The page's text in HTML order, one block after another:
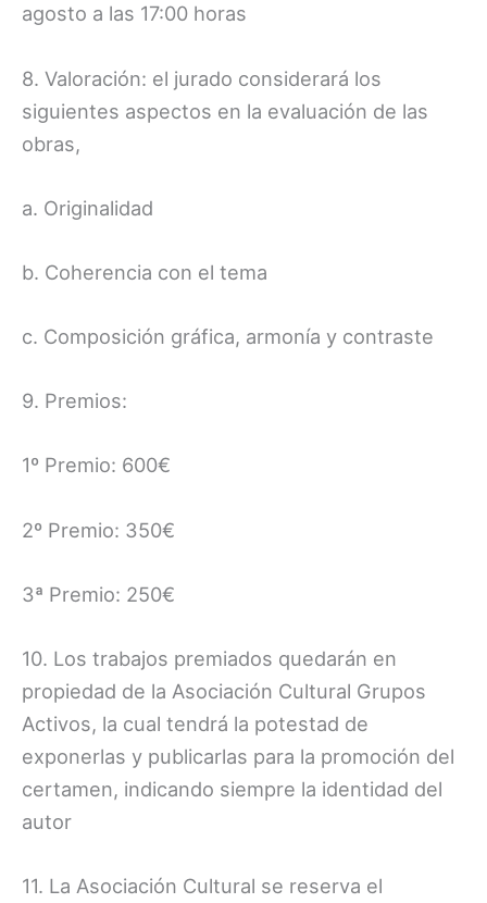
agosto a las 17:00 horas
8. Valoración: el jurado considerará los
siguientes aspectos en la evaluación de las
obras,
a. Originalidad
b. Coherencia con el tema
c. Composición gráfica, armonía y contraste
9. Premios:
1º Premio: 600€
2º Premio: 350€
3ª Premio: 250€
10. Los trabajos premiados quedarán en
propiedad de la Asociación Cultural Grupos
Activos, la cual tendrá la potestad de
exponerlas y publicarlas para la promoción del
certamen, indicando siempre la identidad del
autor
11. La Asociación Cultural se reserva el